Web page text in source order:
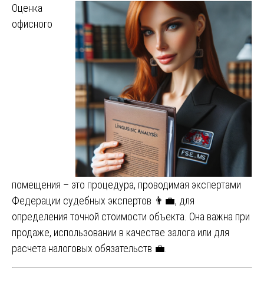
Оценка
офисного
помещения – это процедура, проводимая экспертами
Федерации судебных экспертов 👨‍💼, для
определения точной стоимости объекта. Она важна при
продаже, использовании в качестве залога или для
расчета налоговых обязательств 💼.